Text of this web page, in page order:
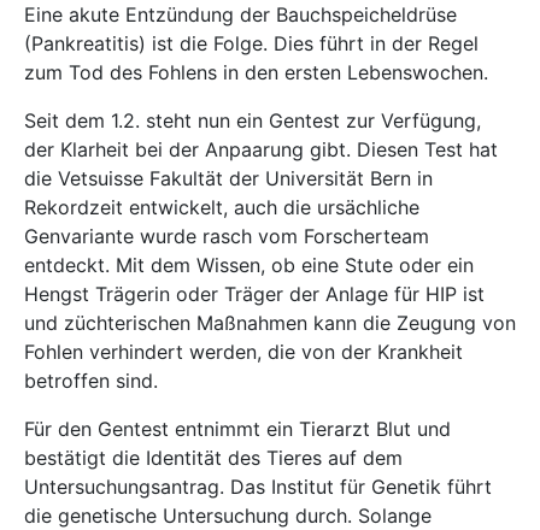
Eine akute Entzündung der Bauchspeicheldrüse
(Pankreatitis) ist die Folge. Dies führt in der Regel
zum Tod des Fohlens in den ersten Lebenswochen.
Seit dem 1.2. steht nun ein Gentest zur Verfügung,
der Klarheit bei der Anpaarung gibt. Diesen Test hat
die Vetsuisse Fakultät der Universität Bern in
Rekordzeit entwickelt, auch die ursächliche
Genvariante wurde rasch vom Forscherteam
entdeckt. Mit dem Wissen, ob eine Stute oder ein
Hengst Trägerin oder Träger der Anlage für HIP ist
und züchterischen Maßnahmen kann die Zeugung von
Fohlen verhindert werden, die von der Krankheit
betroffen sind.
Für den Gentest entnimmt ein Tierarzt Blut und
bestätigt die Identität des Tieres auf dem
Untersuchungsantrag. Das Institut für Genetik führt
die genetische Untersuchung durch. Solange